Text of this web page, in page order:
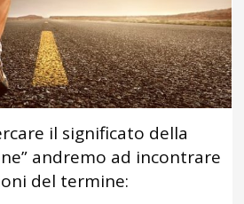
il significato della
andremo ad incontrare
del termine: